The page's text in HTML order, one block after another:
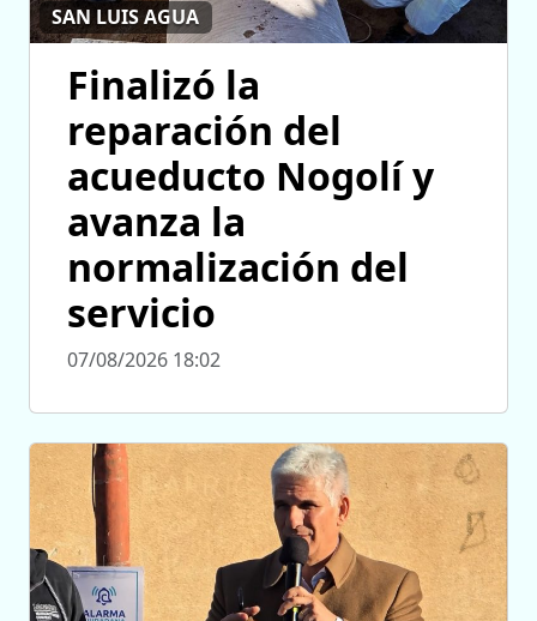
SAN LUIS AGUA
Finalizó la
reparación del
acueducto Nogolí y
avanza la
normalización del
servicio
07/08/2026 18:02